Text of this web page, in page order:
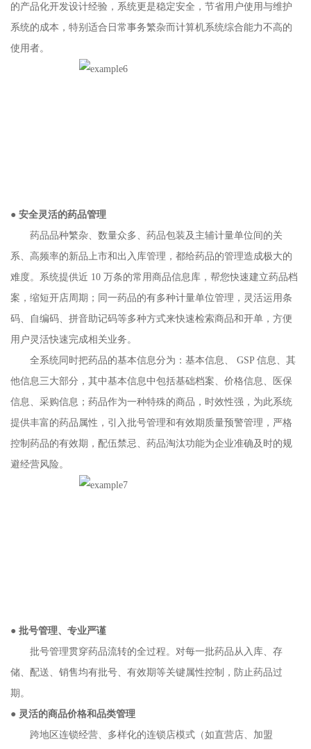
的产品化开发设计经验，系统更是稳定安全，节省用户使用与维护
系统的成本，特别适合日常事务繁杂而计算机系统综合能力不高的
使用者。
● 安全灵活的药品管理
药品品种繁杂、数量众多、药品包装及主辅计量单位间的关
系、高频率的新品上市和出入库管理，都给药品的管理造成极大的
难度。系统提供近 10 万条的常用商品信息库，帮您快速建立药品档
案，缩短开店周期；同一药品的有多种计量单位管理，灵活运用条
码、自编码、拼音助记码等多种方式来快速检索商品和开单，方便
用户灵活快速完成相关业务。
全系统同时把药品的基本信息分为：基本信息、 GSP 信息、其
他信息三大部分，其中基本信息中包括基础档案、价格信息、医保
信息、采购信息；药品作为一种特殊的商品，时效性强，为此系统
提供丰富的药品属性，引入批号管理和有效期质量预警管理，严格
控制药品的有效期，配伍禁忌、药品淘汰功能为企业准确及时的规
避经营风险。
● 批号管理、专业严谨
批号管理贯穿药品流转的全过程。对每一批药品从入库、存
储、配送、销售均有批号、有效期等关键属性控制，防止药品过
期。
● 灵活的商品价格和品类管理
跨地区连锁经营、多样化的连锁店模式（如直营店、加盟